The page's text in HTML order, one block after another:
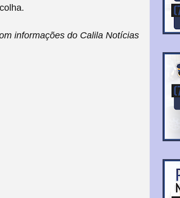
informações do Calila Notícias